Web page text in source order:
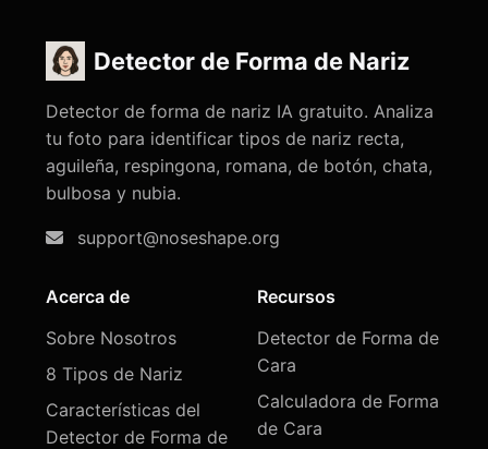
Detector de Forma de Nariz
Detector de forma de nariz IA gratuito. Analiza
tu foto para identificar tipos de nariz recta,
aguileña, respingona, romana, de botón, chata,
bulbosa y nubia.
support@noseshape.org
Acerca de
Sobre Nosotros
8 Tipos de Nariz
Características del
Detector de Forma de
Recursos
Detector de Forma de
Cara
Calculadora de Forma
de Cara